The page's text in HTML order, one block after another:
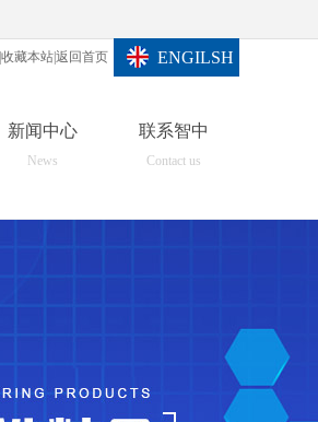
收藏本站返回首页 ENGILSH
新闻中心
News
联系智中
Contact us